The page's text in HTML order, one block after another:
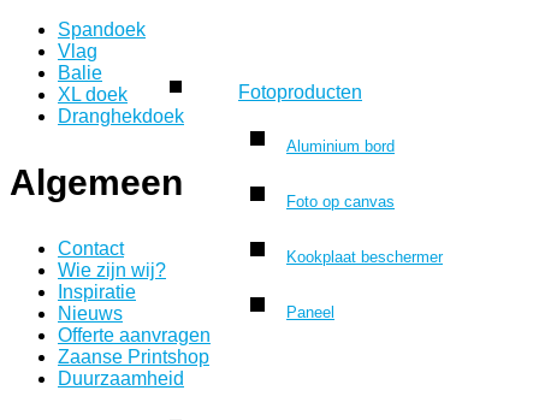
Fotoproducten
Aluminium bord
Foto op canvas
Kookplaat beschermer
Paneel
Spandoek
Vlag
Balie
XL doek
Dranghekdoek
Algemeen
Contact
Wie zijn wij?
Inspiratie
Nieuws
Offerte aanvragen
Zaanse Printshop
Duurzaamheid